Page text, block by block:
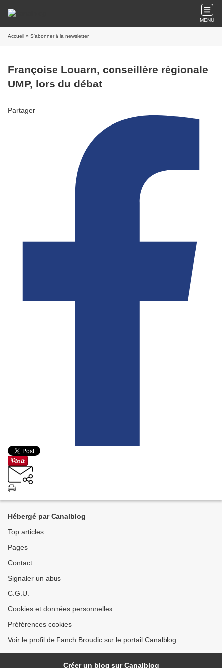
MENU
Accueil » S'abonner à la newsletter
Françoise Louarn, conseillère régionale
UMP, lors du débat
Partager
Hébergé par Canalblog
Top articles
Pages
Contact
Signaler un abus
C.G.U.
Cookies et données personnelles
Préférences cookies
Voir le profil de Fanch Broudic sur le portail Canalblog
Créer un blog sur Canalblog